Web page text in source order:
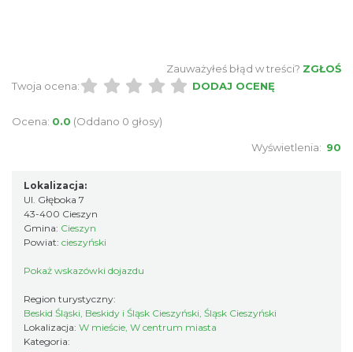
Zauważyłeś błąd w treści? ZGŁOŚ
Twoja ocena:
DODAJ OCENĘ
Ocena: 0.0 (Oddano 0 głosy)
Wyświetlenia: 90
Lokalizacja:
Ul. Głęboka 7
43-400 Cieszyn
Gmina: Cieszyn
Powiat: cieszyński
Pokaż wskazówki dojazdu
Region turystyczny:
Beskid Śląski, Beskidy i Śląsk Cieszyński, Śląsk Cieszyński
Lokalizacja: W mieście, W centrum miasta
Kategoria: